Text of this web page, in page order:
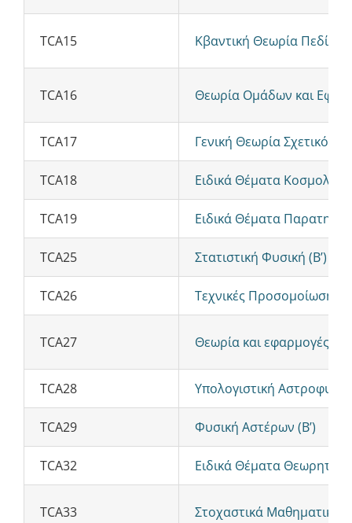
TCA15 Κβαντική Θεωρία Πεδίου
TCA16 Θεωρία Ομάδων και
TCA17 Γενική Θεωρία
TCA18 Ειδικά Θέματα
TCA19 Ειδικά Θέματα
TCA25 Στατιστική Φυσική (Β’)
TCA26 Τεχνικές Προσομοίωσης
TCA27 Θεωρία και εφαρμογές
TCA28 Υπολογιστική
TCA29 Φυσική Αστέρων (Β’)
TCA32 Ειδικά Θέματα
TCA33 Στοχαστικά Μαθηματικά